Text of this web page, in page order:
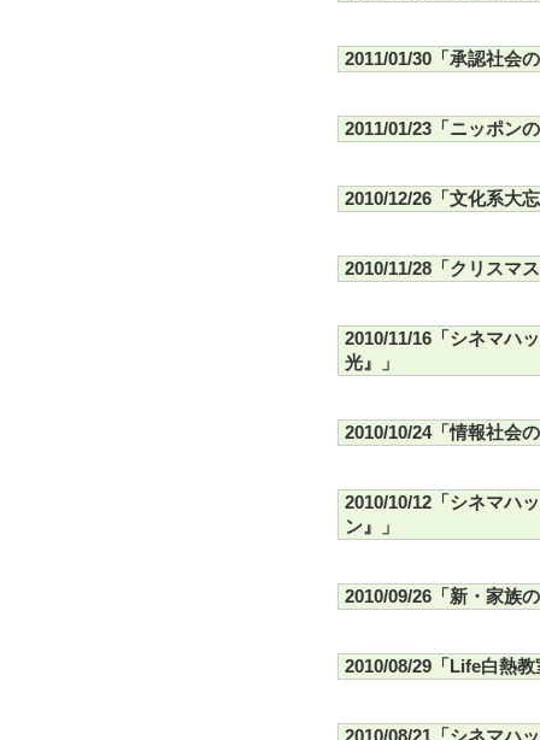
2011/01/30「承認社会
2011/01/23「ニッポン
2010/12/26「文化系大
2010/11/28「クリスマ
2010/11/16「シネマハ
光』」
2010/10/24「情報社会
2010/10/12「シネマハ
ン』」
2010/09/26「新・家族
2010/08/29「Life白熱